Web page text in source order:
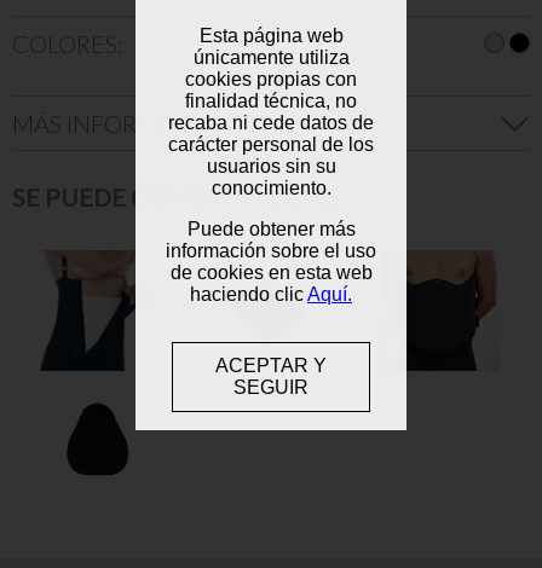
Esta página web
únicamente utiliza
cookies propias con
finalidad técnica, no
recaba ni cede datos de
carácter personal de los
usuarios sin su
conocimiento.
Puede obtener más
información sobre el uso
de cookies en esta web
haciendo clicAquí.
ACEPTAR Y
SEGUIR
COLORES:
MÁS INFORMACIÓN:
SE PUEDE COMBINAR CON...